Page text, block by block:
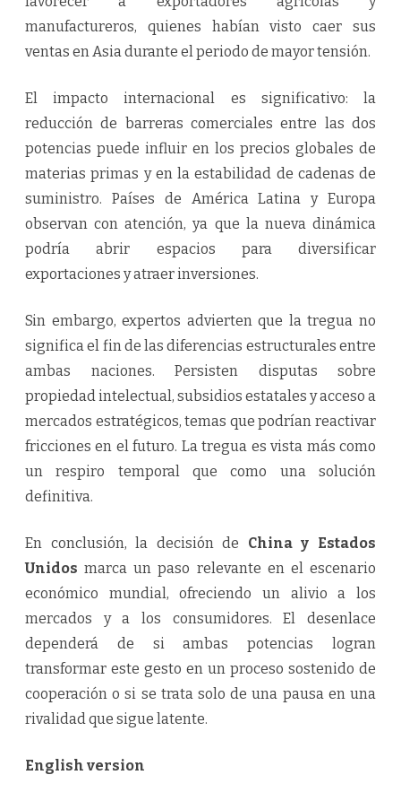
manufactureros, quienes habían visto caer sus
ventas en Asia durante el periodo de mayor tensión.
El impacto internacional es significativo: la
reducción de barreras comerciales entre las dos
potencias puede influir en los precios globales de
materias primas y en la estabilidad de cadenas de
suministro. Países de América Latina y Europa
observan con atención, ya que la nueva dinámica
podría abrir espacios para diversificar
exportaciones y atraer inversiones.
Sin embargo, expertos advierten que la tregua no
significa el fin de las diferencias estructurales entre
ambas naciones. Persisten disputas sobre
propiedad intelectual, subsidios estatales y acceso a
mercados estratégicos, temas que podrían reactivar
fricciones en el futuro. La tregua es vista más como
un respiro temporal que como una solución
definitiva.
En conclusión, la decisión de China y Estados
Unidos marca un paso relevante en el escenario
económico mundial, ofreciendo un alivio a los
mercados y a los consumidores. El desenlace
dependerá de si ambas potencias logran
transformar este gesto en un proceso sostenido de
cooperación o si se trata solo de una pausa en una
rivalidad que sigue latente.
English version